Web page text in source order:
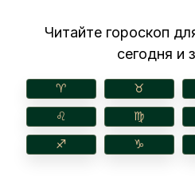
Читайте гороскоп
сегодня и
♈︎ ♉︎
♌︎ ♍︎
♐︎ ♑︎